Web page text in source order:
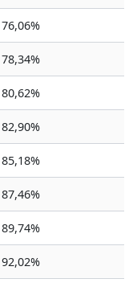
76,06%
78,34%
80,62%
82,90%
85,18%
87,46%
89,74%
92,02%